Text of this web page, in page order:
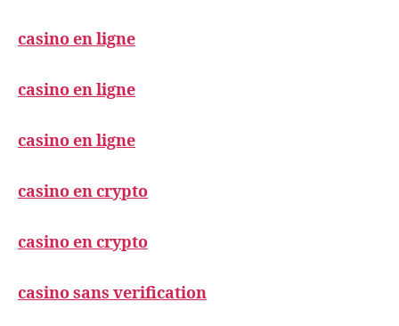
casino en ligne
casino en ligne
casino en ligne
casino en crypto
casino en crypto
casino sans verification